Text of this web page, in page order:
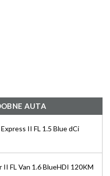
AUTA
II FL 1.5 Blue dCi
FL Van 1.6 BlueHDI 120KM